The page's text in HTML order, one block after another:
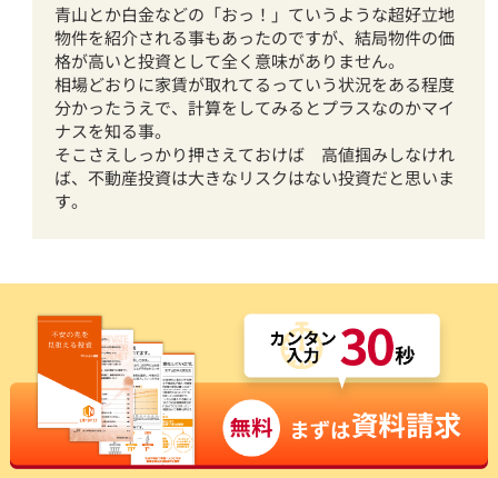
青山とか白金などの「おっ！」ていうような超好立地
物件を紹介される事もあったのですが、結局物件の価
格が高いと投資として全く意味がありません。
相場どおりに家賃が取れてるっていう状況をある程度
分かったうえで、計算をしてみるとプラスなのかマイ
ナスを知る事。
そこさえしっかり押さえておけば 高値掴みしなけれ
ば、不動産投資は大きなリスクはない投資だと思いま
す。